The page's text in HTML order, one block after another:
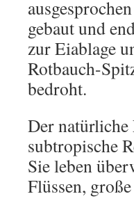
gebaut und
zur Eiablage
Rotbauch-
bedroht.
Der natürliche
subtropische
Sie leben
Flüssen,